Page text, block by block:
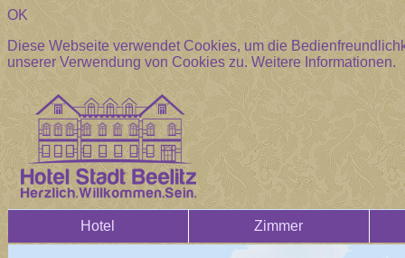
OK
Diese Webseite verwendet Cookies, um die
unserer Verwendung von Cookies zu.Weitere Informationen.
Hotel Zimmer